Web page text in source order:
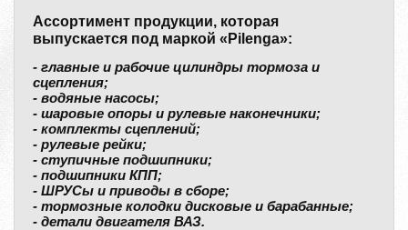
Ассортимент продукции, которая
выпускается под маркой «Pilenga»:
- главные и рабочие цилиндры тормоза и
сцепления;
- водяные насосы;
- шаровые опоры и рулевые наконечники;
- комплекты сцеплений;
- рулевые рейки;
- ступичные подшипники;
- подшипники КПП;
- ШРУСы и приводы в сборе;
- тормозные колодки дисковые и барабанные;
- детали двигателя ВАЗ.